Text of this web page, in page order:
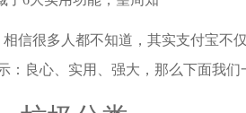
信很多人都不知道，其实支付宝不
良心、实用、强大，那么下面我们